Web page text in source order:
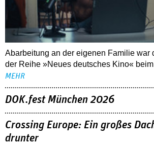
Abarbeitung an der eigenen Familie war
der Reihe »Neues deutsches Kino«
MEHR
DOK.fest München 2026
Crossing Europe: Ein großes
drunter